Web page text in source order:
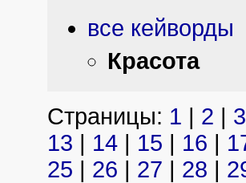
все кейворды
Красота
Страницы: 1 | 2 | 3
13 | 14 | 15 | 16 |
25 | 26 | 27 | 28 |